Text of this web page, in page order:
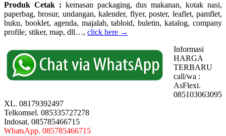
Produk Cetak : kemasan packaging, dus makanan, kotak nasi,
paperbag, brosur, undangan, kalender, flyer, poster, leaflet, pamflet,
buku, booklet, agenda, majalah, tabloid, buletin, katalog, company
profile, stiker, map, dll…, click here →
Informasi
HARGA
TERBARU
call/wa :
AsFlexi.
085103063095
XL. 08179392497
Telkomsel. 085335727278
Indosat. 085785466715
WhatsApp. 085785466715